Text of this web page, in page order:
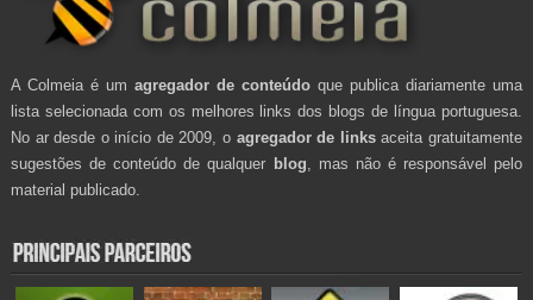
A Colmeia é um agregador de conteúdo que publica diariamente uma
lista selecionada com os melhores links dos blogs de língua portuguesa.
No ar desde o início de 2009, o agregador de linksaceita gratuitamente
sugestões de conteúdo de qualquer blog , mas não é responsável pelo
material publicado.